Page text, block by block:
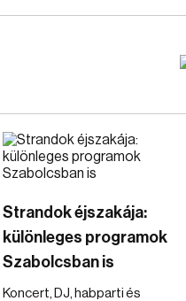
Strandok éjszakája:
különleges programok
Szabolcsban is
Koncert, DJ, habparti és